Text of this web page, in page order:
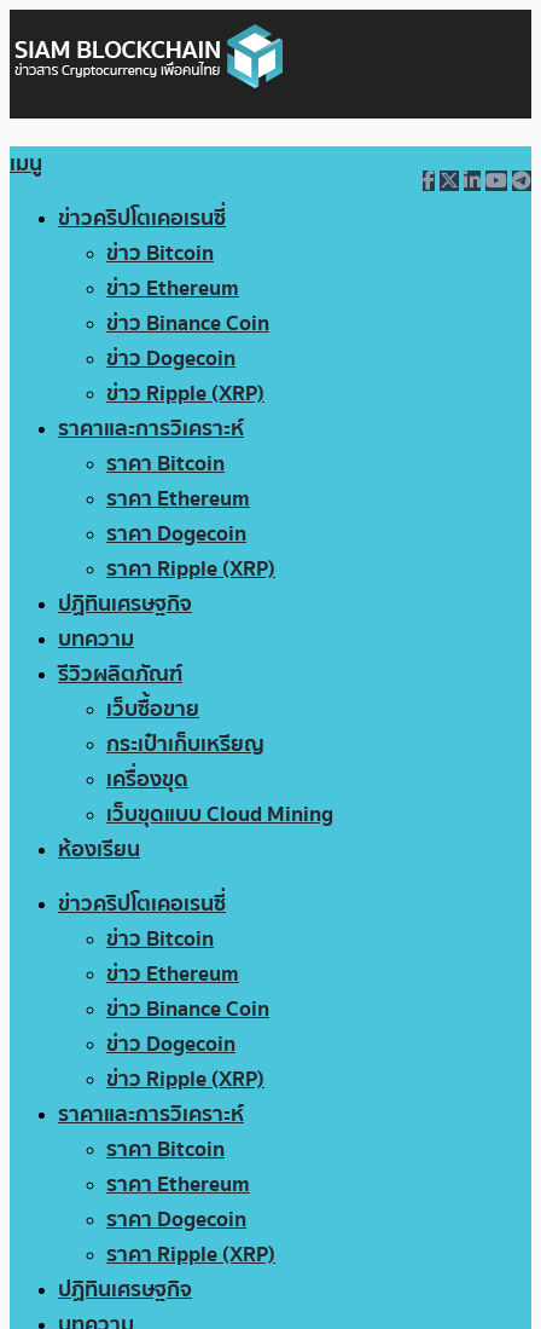
เมนู
ข่าวคริปโตเคอเรนซี่
ข่าว Bitcoin
ข่าว Ethereum
ข่าว Binance Coin
ข่าว Dogecoin
ข่าว Ripple (XRP)
ราคาและการวิเคราะห์
ราคา Bitcoin
ราคา Ethereum
ราคา Dogecoin
ราคา Ripple (XRP)
ปฏิทินเศรษฐกิจ
บทความ
รีวิวผลิตภัณฑ์
เว็บซื้อขาย
กระเป๋าเก็บเหรียญ
เครื่องขุด
เว็บขุดแบบ Cloud Mining
ห้องเรียน
ข่าวคริปโตเคอเรนซี่
ข่าว Bitcoin
ข่าว Ethereum
ข่าว Binance Coin
ข่าว Dogecoin
ข่าว Ripple (XRP)
ราคาและการวิเคราะห์
ราคา Bitcoin
ราคา Ethereum
ราคา Dogecoin
ราคา Ripple (XRP)
ปฏิทินเศรษฐกิจ